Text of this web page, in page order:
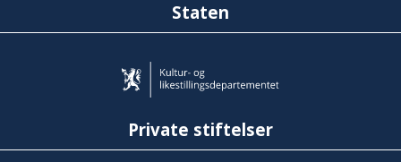
Staten
Private stiftelser